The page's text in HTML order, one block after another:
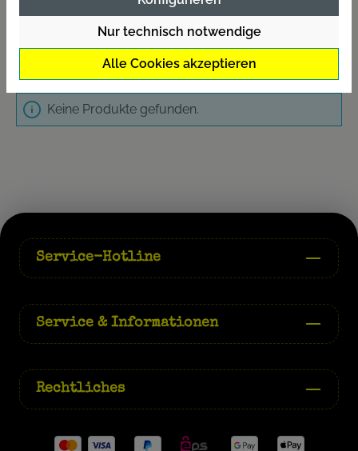
Alle Cookies akzeptieren
Nur technisch notwendige
und maximale Erfolge am Wasser garantieren.
Ruten
Keine Produkte gefunden.
Service-Hotline
Service & Informationen
Rechtliches